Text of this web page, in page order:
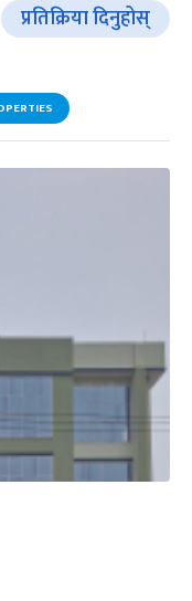
प्रतिक्रिया दिनुहोस्